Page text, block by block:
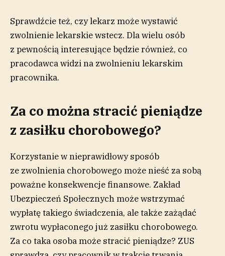
Sprawdźcie też, czy lekarz może wystawić
zwolnienie lekarskie wstecz. Dla wielu osób
z pewnością interesujące będzie również, co
pracodawca widzi na zwolnieniu lekarskim
pracownika.
Za co można stracić pieniądze
z zasiłku chorobowego?
Korzystanie w nieprawidłowy sposób
ze zwolnienia chorobowego może nieść za sobą
poważne konsekwencje finansowe. Zakład
Ubezpieczeń Społecznych może wstrzymać
wypłatę takiego świadczenia, ale także zażądać
zwrotu wypłaconego już zasiłku chorobowego.
Za co taka osoba może stracić pieniądze? ZUS